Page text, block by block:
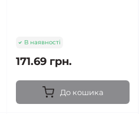
В наявності
171.69 грн.
До кошика